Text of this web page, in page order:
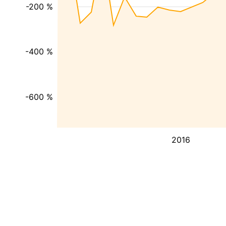
2016
-600 %
-400 %
-200 %